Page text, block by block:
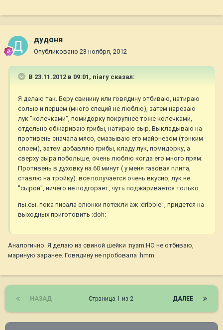
дудоня
Опубликовано 23 ноября, 2012
В 23.11.2012 в 09:01, niary сказал:
Я делаю так. Беру свинину или говядину отбиваю, натираю
солью и перцем (много специй не люблю), затем нарезаю
лук "колечками", помидорку покрупнее тоже колечками,
отдельно обжариваю грибы, натираю сыр. Выкладываю на
противень сначала мясо, смазываю его майонезом (тонким
слоем), затем добавляю грибы, кладу лук, помидорку, а
сверху сыра побольше, очень люблю когда его много прям.
Противень в духовку на 60 минут ( у меня газовая плита,
ставлю на тройку). все получается очень вкусно, лук не
"сырой", ничего не подгорает, чуть поджаривается только.
пы.сы. пока писала слюнки потекли аж :dribble: , придется на
выходных приготовить :doh:
Аналогично. Я делаю из свиной шейки :nyam:НО не отбиваю,
мариную заранее. Говядину не пробовала :hmm:
НАЗАД ДАЛЕЕ
Страница 1 из 2